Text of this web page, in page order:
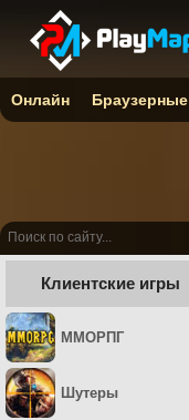
Клиентские игры
ММОРПГ
Шутеры
Онлайн Браузерные